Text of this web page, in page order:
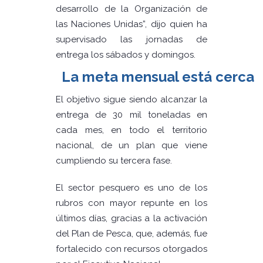
desarrollo de la Organización de
las Naciones Unidas”, dijo quien ha
supervisado las jornadas de
entrega los sábados y domingos.
La meta mensual está cerca
El objetivo sigue siendo alcanzar la
entrega de 30 mil toneladas en
cada mes, en todo el territorio
nacional, de un plan que viene
cumpliendo su tercera fase.
El sector pesquero es uno de los
rubros con mayor repunte en los
últimos días, gracias a la activación
del Plan de Pesca, que, además, fue
fortalecido con recursos otorgados